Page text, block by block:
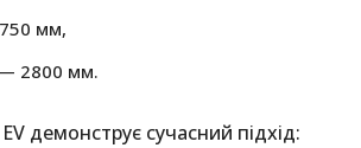
мм,
— 2800 мм.
EV демонструє сучасний підхід: